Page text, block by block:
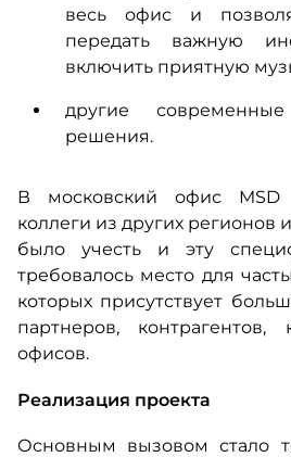
весь офис и
передать важную
включить приятную
другие современные
решения.
В московский офис MSD
коллеги из других регионов
было учесть и эту
требовалось место для
которых присутствует
партнеров,
офисов.
Реализация проекта
Основным вызовом стало